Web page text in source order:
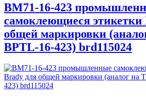
BM71-16-423
самоклеющиеся этикетки
общей маркировки
BPTL-16-423) brd115024